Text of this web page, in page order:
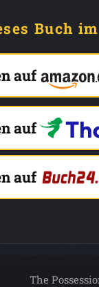
Buch
auf
auf
auf
The